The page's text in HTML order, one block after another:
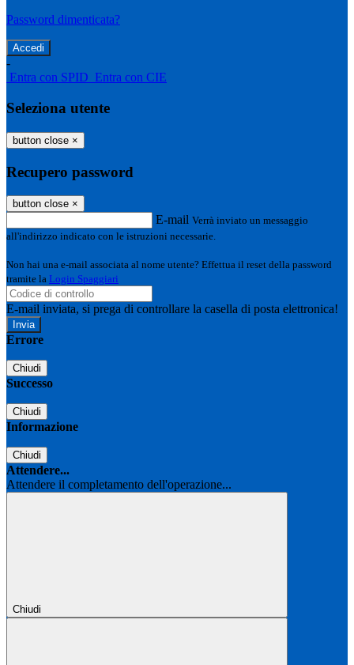
Password dimenticata?
-
Entra con SPID Entra con CIE
Seleziona utente
button close ×
Recupero password
button close ×
E-mail Verrà inviato un messaggio
all'indirizzo indicato con le istruzioni necessarie.
Non hai una e-mail associata al nome utente? Effettua il reset della password
tramite la Login Spaggiari
E-mail inviata, si prega di controllare la casella di posta elettronica!
Errore
Chiudi
Successo
Chiudi
Informazione
Chiudi
Attendere...
Attendere il completamento dell'operazione...
Chiudi